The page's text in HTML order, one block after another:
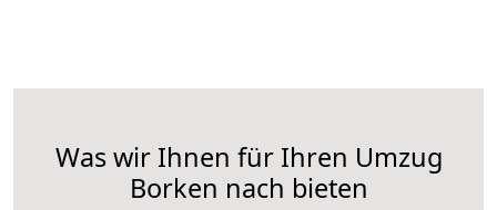
Was wir Ihnen für Ihren Umzug
Borken nach bieten